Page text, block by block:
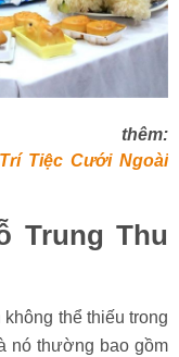
Tiệc Cưới Ngoài
Trung Thu
thể thiếu trong
nó thường bao gồm